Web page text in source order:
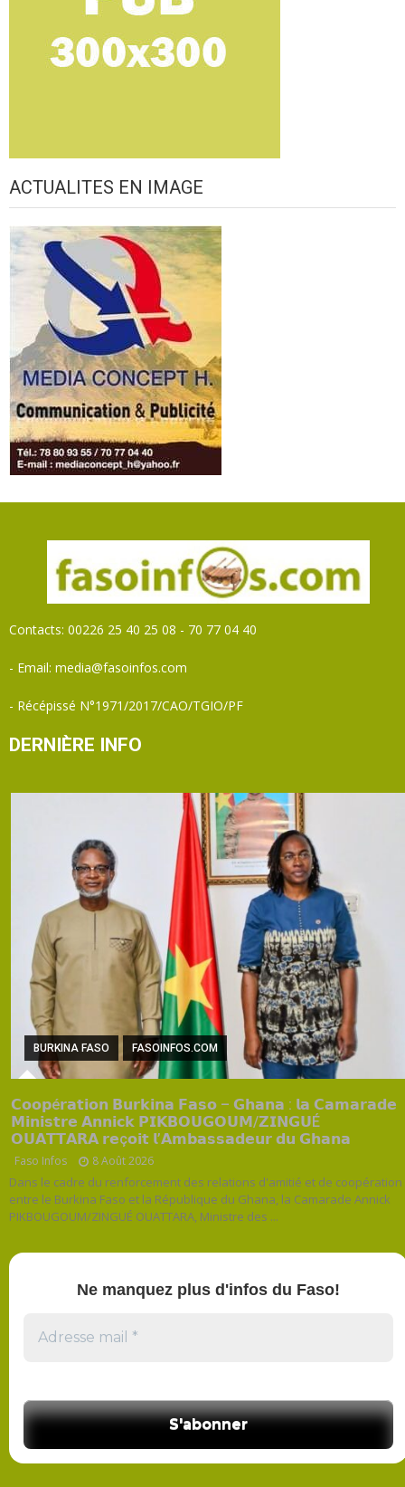
ACTUALITES EN IMAGE
Contacts: 00226 25 40 25 08 - 70 77 04 40
- Email: media@fasoinfos.com
- Récépissé N°1971/2017/CAO/TGIO/PF
DERNIÈRE INFO
BURKINA FASO FASOINFOS.COM
𝗖𝗼𝗼𝗽é𝗿𝗮𝘁𝗶𝗼𝗻 𝗕𝘂𝗿𝗸𝗶𝗻𝗮 𝗙𝗮𝘀𝗼 – 𝗚𝗵𝗮𝗻𝗮 : 𝗹𝗮 𝗖𝗮𝗺𝗮𝗿𝗮𝗱𝗲
𝗠𝗶𝗻𝗶𝘀𝘁𝗿𝗲 𝗔𝗻𝗻𝗶𝗰𝗸 𝗣𝗜𝗞𝗕𝗢𝗨𝗚𝗢𝗨𝗠/𝗭𝗜𝗡𝗚𝗨É
𝗢𝗨𝗔𝗧𝗧𝗔𝗥𝗔 𝗿𝗲ç𝗼𝗶𝘁 𝗹’𝗔𝗺𝗯𝗮𝘀𝘀𝗮𝗱𝗲𝘂𝗿 𝗱𝘂 𝗚𝗵𝗮𝗻𝗮
Faso Infos 8 Août 2026
Dans le cadre du renforcement des relations d'amitié et de coopération
entre le Burkina Faso et la République du Ghana, la Camarade Annick
PIKBOUGOUM/ZINGUÉ OUATTARA, Ministre des ...
Ne manquez plus d'infos du Faso!